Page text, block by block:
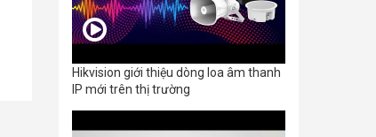
Hikvision giới thiệu dòng loa âm thanh
IP mới trên thị trường